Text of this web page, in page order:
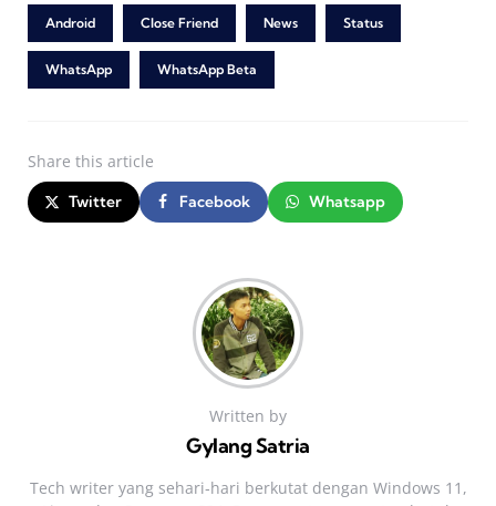
Android Close Friend News Status
WhatsApp WhatsApp Beta
Share this article
Twitter Facebook Whatsapp
Written by
Gylang Satria
Tech writer yang sehari‑hari berkutat dengan Windows 11,